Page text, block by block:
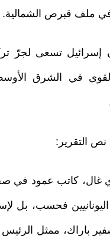
في ملف قبرص الشمالية.
إسرائيل تسعى لجرّ
في الشرق
نص التقرير:
كاتب عمود في
اليونانيين فحسب، بل
باراك، ممثل